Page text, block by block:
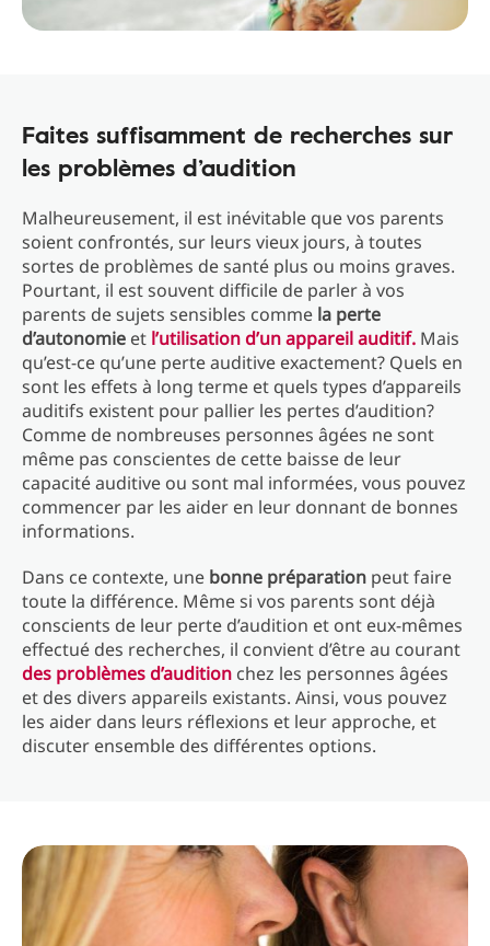
Faites suffisamment de recherches sur
les problèmes d’audition
Malheureusement, il est inévitable que vos parents
soient confrontés, sur leurs vieux jours, à toutes
sortes de problèmes de santé plus ou moins graves.
Pourtant, il est souvent difficile de parler à vos
parents de sujets sensibles comme la perte
d’autonomie et l’utilisation d’un appareil auditif. Mais
qu’est-ce qu’une perte auditive exactement? Quels en
sont les effets à long terme et quels types d’appareils
auditifs existent pour pallier les pertes d’audition?
Comme de nombreuses personnes âgées ne sont
même pas conscientes de cette baisse de leur
capacité auditive ou sont mal informées, vous pouvez
commencer par les aider en leur donnant de bonnes
informations.
Dans ce contexte, une bonne préparation peut faire
toute la différence. Même si vos parents sont déjà
conscients de leur perte d’audition et ont eux-mêmes
effectué des recherches, il convient d’être au courant
des problèmes d’audition chez les personnes âgées
et des divers appareils existants. Ainsi, vous pouvez
les aider dans leurs réflexions et leur approche, et
discuter ensemble des différentes options.